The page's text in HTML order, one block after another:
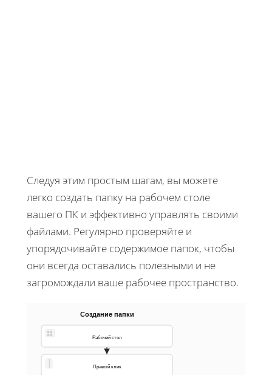
Следуя этим простым шагам, вы можете
легко создать папку на рабочем столе
вашего ПК и эффективно управлять своими
файлами. Регулярно проверяйте и
упорядочивайте содержимое папок, чтобы
они всегда оставались полезными и не
загромождали ваше рабочее пространство.
Создание папки
Рабочий стол
Правый клик